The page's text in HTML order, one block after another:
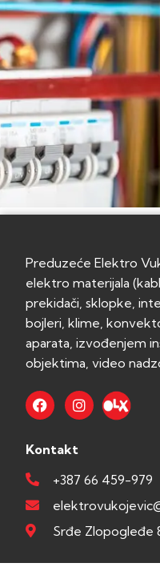
Preduzeće Elektro
elektro materijala
prekidači, sklopke,
bojleri, klime,
aparata, izvođenjem
objektima, video
Kontakt
+387 66 459-979
Srđe Zlopogleđe